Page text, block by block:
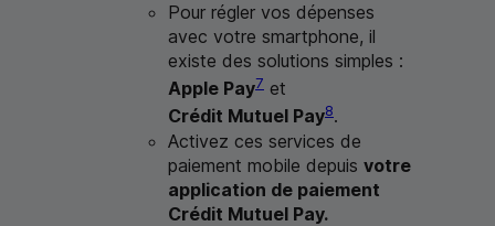
Pour régler vos dépenses
avec votre smartphone, il
existe des solutions simples :
Apple Pay7 et
Crédit Mutuel Pay8.
Activez ces services de
paiement mobile depuis votre
application de paiement
Crédit Mutuel Pay.